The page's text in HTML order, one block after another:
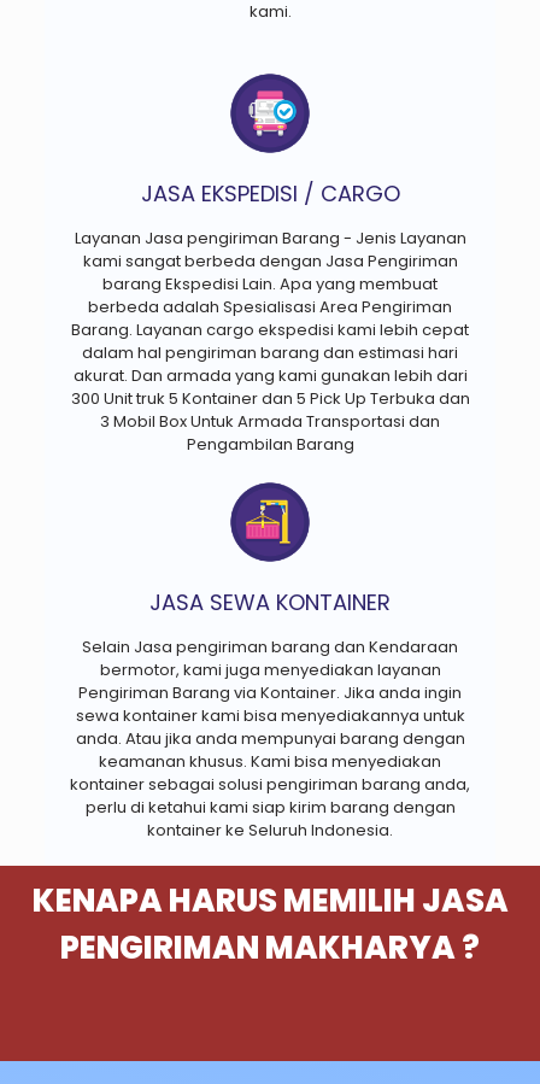
JASA EKSPEDISI / CARGO
Layanan Jasa pengiriman Barang - Jenis Layanan
kami sangat berbeda dengan Jasa Pengiriman
barang Ekspedisi Lain. Apa yang membuat
berbeda adalah Spesialisasi Area Pengiriman
Barang. Layanan cargo ekspedisi kami lebih cepat
dalam hal pengiriman barang dan estimasi hari
akurat. Dan armada yang kami gunakan lebih dari
300 Unit truk 5 Kontainer dan 5 Pick Up Terbuka dan
3 Mobil Box Untuk Armada Transportasi dan
Pengambilan Barang
JASA SEWA KONTAINER
Selain Jasa pengiriman barang dan Kendaraan
bermotor, kami juga menyediakan layanan
Pengiriman Barang via Kontainer. Jika anda ingin
sewa kontainer kami bisa menyediakannya untuk
anda. Atau jika anda mempunyai barang dengan
keamanan khusus. Kami bisa menyediakan
kontainer sebagai solusi pengiriman barang anda,
perlu di ketahui kami siap kirim barang dengan
kontainer ke Seluruh Indonesia.
kami.
KENAPA HARUS MEMILIH JASA
PENGIRIMAN MAKHARYA ?